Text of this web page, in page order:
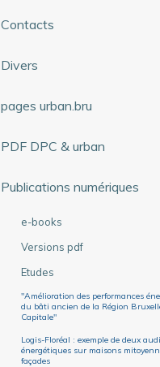
Contacts
Divers
pages urban.bru
PDF DPC & urban
Publications numériques
e-books
Versions pdf
Etudes
"Amélioration des performances
du bâti ancien de la Région
Capitale"
Logis-Floréal : exemple de deux
énergétiques sur maisons
façades